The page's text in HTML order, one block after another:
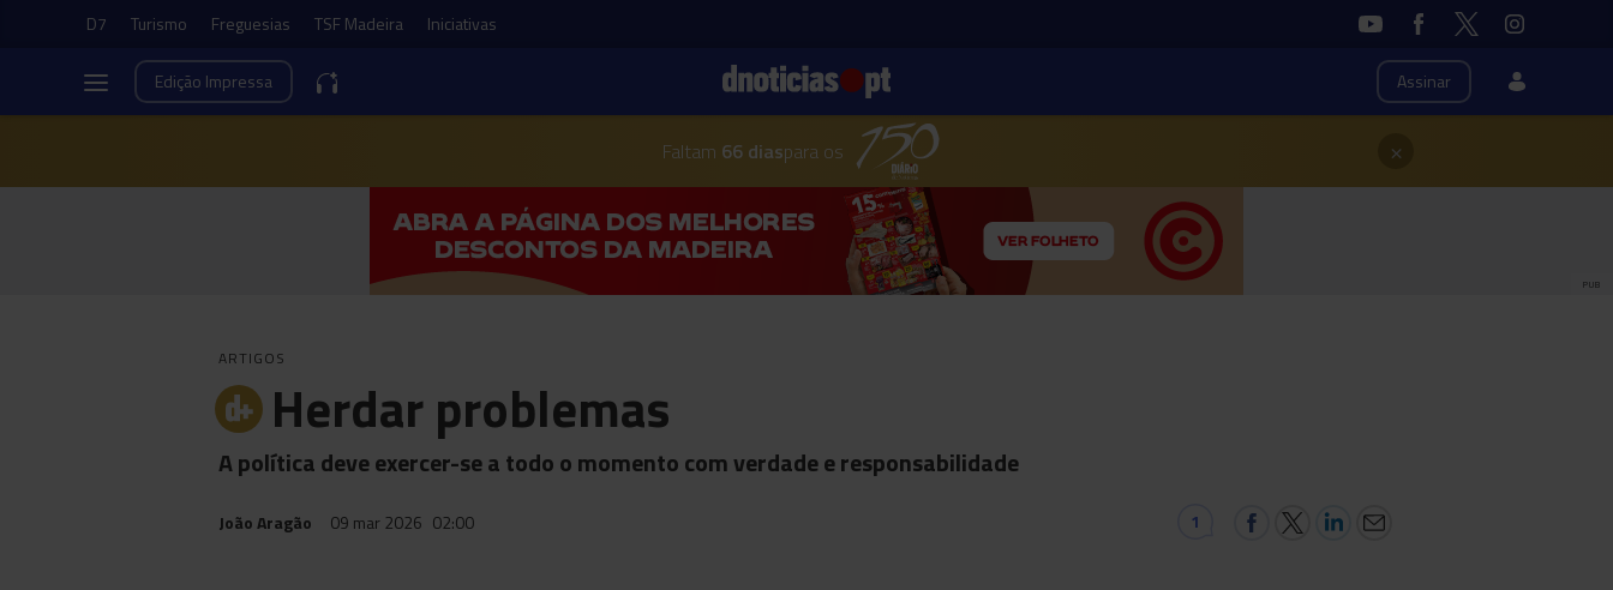
D7 Turismo Freguesias TSF Madeira Iniciativas
Assinar
Edição Impressa
Faltam 66 diaspara os ×
PUB
ARTIGOS
Herdar problemas
A política deve exercer-se a todo o momento com verdade e responsabilidade
João Aragão 09 mar 2026 02:00 1